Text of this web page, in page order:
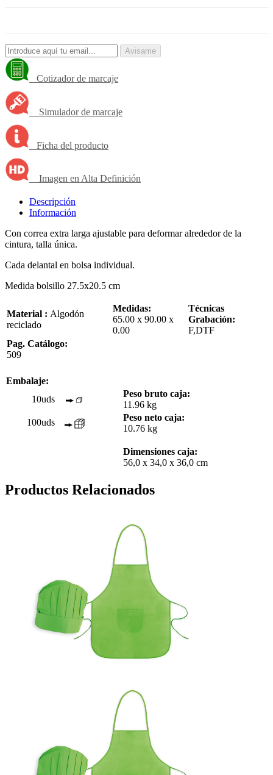
Avisame
Cotizador de marcaje
Simulador de marcaje
Ficha del producto
Imagen en Alta Definición
Descripción
Información
Con correa extra larga ajustable para deformar alrededor de la
cintura, talla única.
Cada delantal en bolsa individual.
Medida bolsillo 27.5x20.5 cm
Material : Algodón
reciclado
Medidas:
65.00 x 90.00 x
0.00
Técnicas
Grabación:
F,DTF
Pag. Catálogo:
509
Embalaje:
10uds
Peso bruto caja:
11.96 kg
100uds
Peso neto caja:
10.76 kg
Dimensiones caja:
56,0 x 34,0 x 36,0 cm
Productos Relacionados